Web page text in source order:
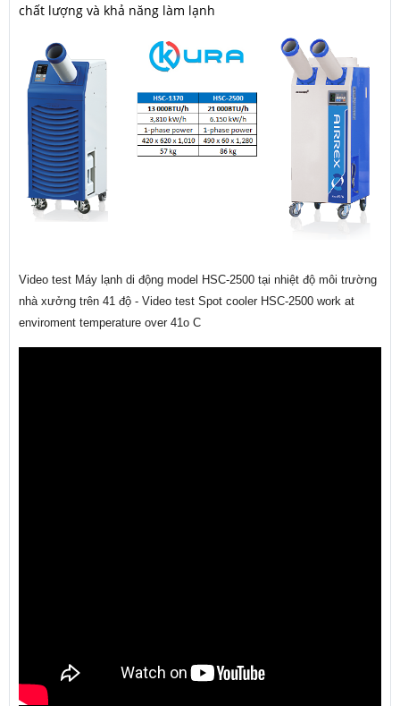
chất lượng và khả năng làm lạnh
Video test Máy lạnh di động model HSC-2500 tại nhiệt độ môi trường
nhà xưởng trên 41 độ - Video test Spot cooler HSC-2500 work at
enviroment temperature over 41o C